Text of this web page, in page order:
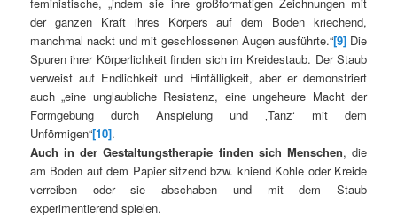
der ganzen Kraft ihres Körpers auf dem Boden kriechend,
manchmal nackt und mit geschlossenen Augen ausführte.“[9]Die
Spuren ihrer Körperlichkeit finden sich im Kreidestaub. Der Staub
verweist auf Endlichkeit und Hinfälligkeit, aber er demonstriert
auch „eine unglaubliche Resistenz, eine ungeheure Macht der
Formgebung durch Anspielung und ‚Tanz‘ mit dem
Unförmigen“[10].
Auch in der Gestaltungstherapie finden sich Menschen, die
am Boden auf dem Papier sitzend bzw. kniend Kohle oder Kreide
verreiben oder sie abschaben und mit dem Staub
experimentierend spielen.